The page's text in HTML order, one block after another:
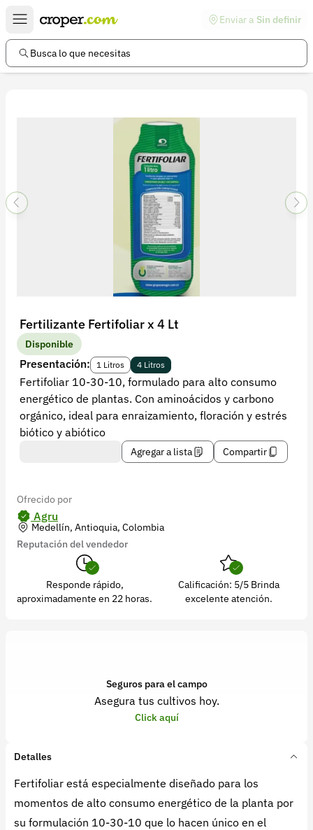
Enviar a Sin definir
Busca lo que necesitas
Fertilizante Fertifoliar x 4 Lt
Disponible
Presentación: 1 Litros 4 Litros
Fertifoliar 10-30-10, formulado para alto consumo
energético de plantas. Con aminoácidos y carbono
orgánico, ideal para enraizamiento, floración y estrés
biótico y abiótico
Agregar a lista Compartir
Ofrecido por
Agru
Medellín, Antioquia, Colombia
Reputación del vendedor
Responde rápido,
aproximadamente en 22 horas.
Calificación: 5/5 Brinda
excelente atención.
Seguros para el campo
Asegura tus cultivos hoy.
Click aquí
Detalles
Fertifoliar está especialmente diseñado para los
momentos de alto consumo energético de la planta por
su formulación 10-30-10 que lo hacen único en el
Enlaces de interés
Preguntas frecuentes
Política de privacidad
Recuperar contraseña
Contacto
Soporte
+57 323 2931928
contacto@croper.com
© 2026 Croper.com Todos los derechos reservados
Síguenos